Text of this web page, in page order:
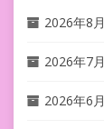
2026年8月
2026年7月
2026年6月